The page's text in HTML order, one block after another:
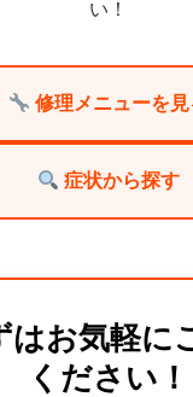
い！
修理メニューを見
症状から探す
はお気軽に
ください！